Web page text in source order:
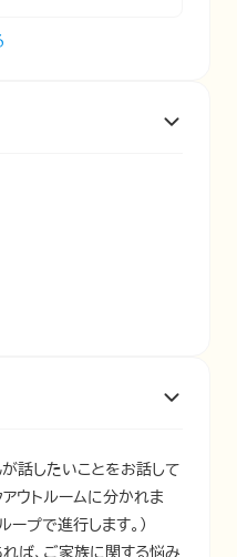
話したいことをお話して
ウトルームに分かれま
プで進行します。）
ば、ご家族に関する悩み